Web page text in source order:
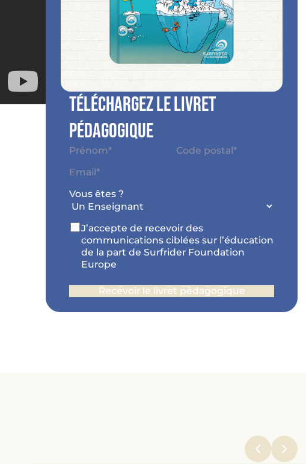
Téléchargez le livret
pédagogique
Nom*
Adresse*
E-
Vous êtes ?
RGPD
J’accepte de recevoir des
communications ciblées sur l’éducation
de la part de Surfrider Foundation
Europe